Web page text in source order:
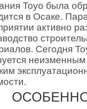
Toyo была
в Осаке.
активно
Сегодня